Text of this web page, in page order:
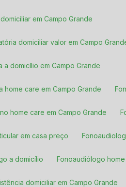
em Campo Grande
domiciliar valor em Campo
a domicílio em Campo Grande
home care em Campo Grande
home care em Campo Grande
em casa preço
a domicílio Fonoaudiólogo
domiciliar em Campo Grande